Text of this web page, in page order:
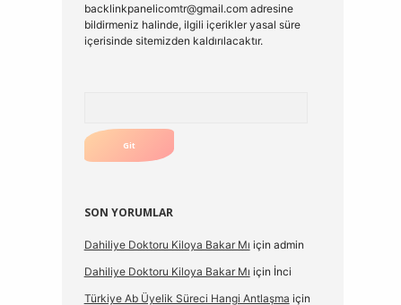
backlinkpanelicomtr@gmail.comadresine
bildirmeniz halinde, ilgili içerikler yasal süre
içerisinde sitemizden kaldırılacaktır.
SON YORUMLAR
Dahiliye Doktoru Kiloya Bakar Mı için admin
Dahiliye Doktoru Kiloya Bakar Mı için İnci
Türkiye Ab Üyelik Süreci Hangi Antlaşma için